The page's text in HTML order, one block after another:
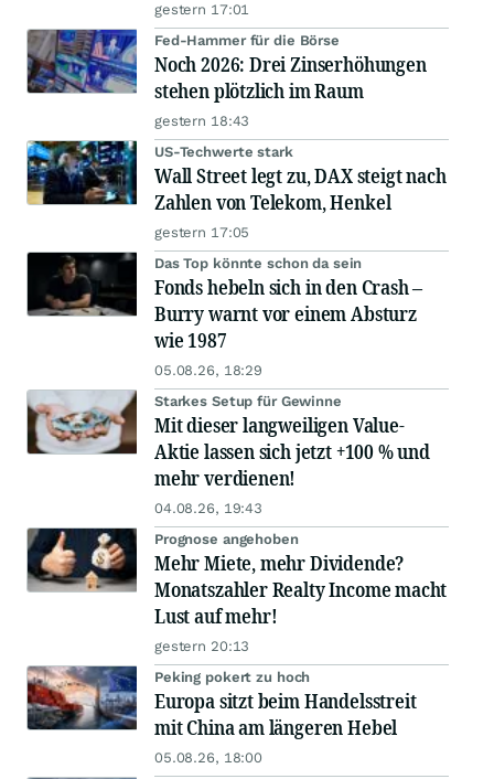
gestern 17:01
Fed-Hammer für die Börse
Noch 2026: Drei Zinserhöhungen
stehen plötzlich im Raum
gestern 18:43
US-Techwerte stark
Wall Street legt zu, DAX steigt nach
Zahlen von Telekom, Henkel
gestern 17:05
Das Top könnte schon da sein
Fonds hebeln sich in den Crash –
Burry warnt vor einem Absturz
wie 1987
05.08.26, 18:29
Starkes Setup für Gewinne
Mit dieser langweiligen Value-
Aktie lassen sich jetzt +100 % und
mehr verdienen!
04.08.26, 19:43
Prognose angehoben
Mehr Miete, mehr Dividende?
Monatszahler Realty Income macht
Lust auf mehr!
gestern 20:13
Peking pokert zu hoch
Europa sitzt beim Handelsstreit
mit China am längeren Hebel
05.08.26, 18:00